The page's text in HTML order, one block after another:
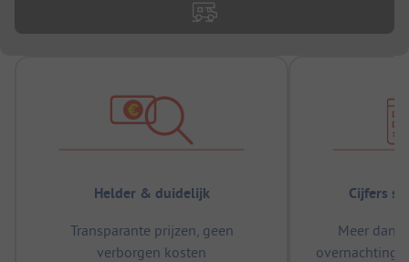
Helder & duidelijk
Transparante prijzen, geen
verborgen kosten
Cijfers
Meer dan